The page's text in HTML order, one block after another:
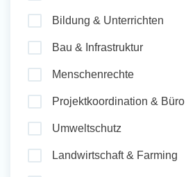
Initiativbewerbung
Bildung & Unterrichten
Bau & Infrastruktur
Menschenrechte
Projektkoordination & Büro
Umweltschutz
Landwirtschaft & Farming